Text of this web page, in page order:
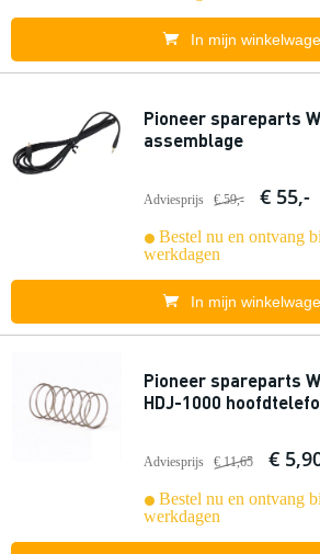
In mijn
Pioneer spareparts
assemblage
Adviesprijs € 59,- € 55,-
Bestel nu en ontvang
werkdagen
In mijn
Pioneer spareparts
HDJ-1000
Adviesprijs € 11,65 €
Bestel nu en ontvang
werkdagen